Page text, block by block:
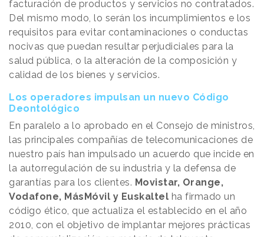
facturación de productos y servicios no contratados.
Del mismo modo, lo serán los incumplimientos e los
requisitos para evitar contaminaciones o conductas
nocivas que puedan resultar perjudiciales para la
salud pública, o la alteración de la composición y
calidad de los bienes y servicios.
Los operadores impulsan un nuevo Código
Deontológico
En paralelo a lo aprobado en el Consejo de ministros,
las principales compañías de telecomunicaciones de
nuestro país han impulsado un acuerdo que incide en
la autorregulación de su industria y la defensa de
garantías para los clientes. Movistar, Orange,
Vodafone, MásMóvil y Euskaltel ha firmado un
código ético, que actualiza el establecido en el año
2010, con el objetivo de implantar mejores prácticas